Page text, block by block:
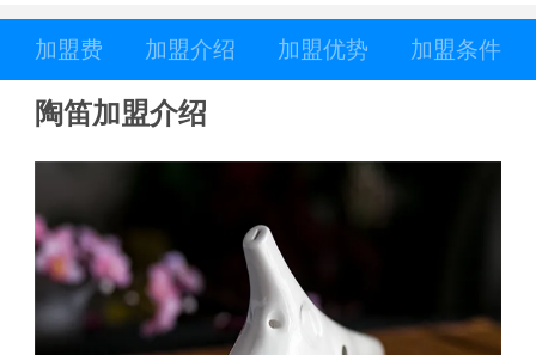
加盟费 加盟介绍 加盟优势 加盟条件
陶笛加盟介绍